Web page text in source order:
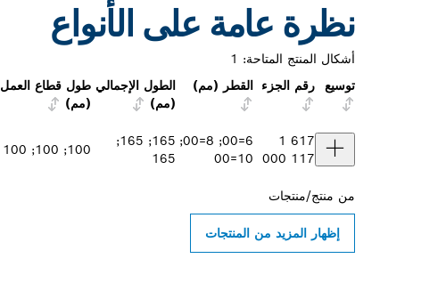
نظرة عامة على الأنواع
أشكال المنتج المتاحة: 1
توسيع
رقم الجزء القطر (مم)
الطول الإجمالي
(مم)
طول قطاع العمل
(مم)
1 617
000 117
6=00; 8=00;
10=00
165; 165;
165
100; 100; 100
من منتج/منتجات
إظهار المزيد من المنتجات